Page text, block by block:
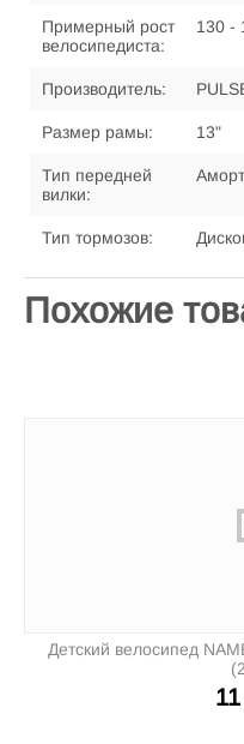
Примерный рост
велосипедиста:
130 -
Производитель:
Размер рамы: 13"
Тип передней
вилки:
Тип тормозов:
Похожие
Детский велосипед